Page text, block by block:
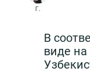
г.
В
виде на